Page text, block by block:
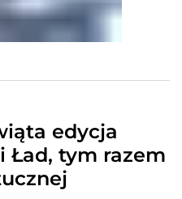
edycja
Ład, tym razem